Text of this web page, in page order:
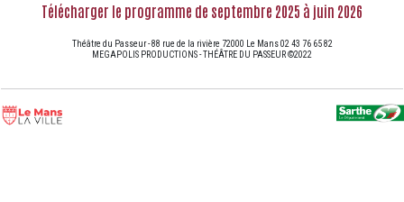
Télécharger le programme de septembre 2025 à juin 2026
Théâtre du Passeur - 88 rue de la rivière 72000 Le Mans 02 43 76 65 82
MEGAPOLIS PRODUCTIONS - THÉÂTRE DU PASSEUR ©2022